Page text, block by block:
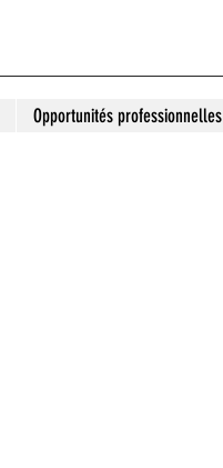
Opportunités professionnelles